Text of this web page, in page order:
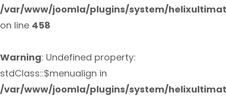
/var/www/joomla/plugins/system/
on line 458
Warning: Undefined property:
stdClass::$menualign in
/var/www/joomla/plugins/system/